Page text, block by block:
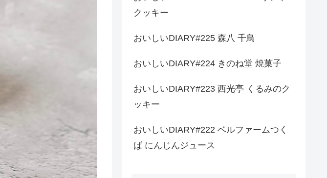
クッキー
おいしいDIARY#225 森八 千鳥
おいしいDIARY#224 きのね堂 焼菓子
おいしいDIARY#223 西光亭 くるみのク
ッキー
おいしいDIARY#222 ベルファームつく
ば にんじんジュース